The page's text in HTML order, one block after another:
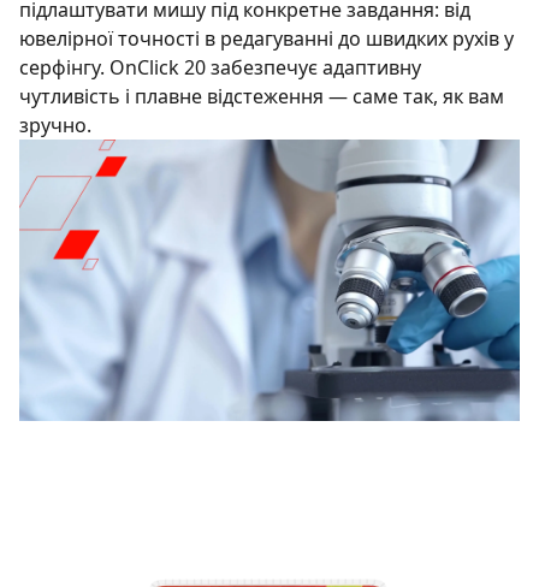
підлаштувати мишу під конкретне завдання: від
ювелірної точності в редагуванні до швидких рухів у
серфінгу. OnClick 20 забезпечує адаптивну
чутливість і плавне відстеження — саме так, як вам
зручно.